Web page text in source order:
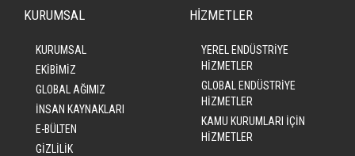
KURUMSAL
KURUMSAL
EKİBİMİZ
GLOBAL AĞIMIZ
İNSAN KAYNAKLARI
E-BÜLTEN
GİZLİLİK
HİZMETLER
YEREL ENDÜSTRİYE
HİZMETLER
GLOBAL ENDÜSTRİYE
HİZMETLER
KAMU KURUMLARI İÇİN
HİZMETLER